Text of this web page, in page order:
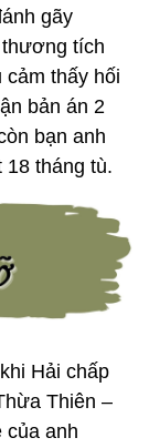
gãy
tích
cảm thấy hối
bản án 2
bạn anh
18 tháng tù.
Hải chấp
Thiên –
của anh